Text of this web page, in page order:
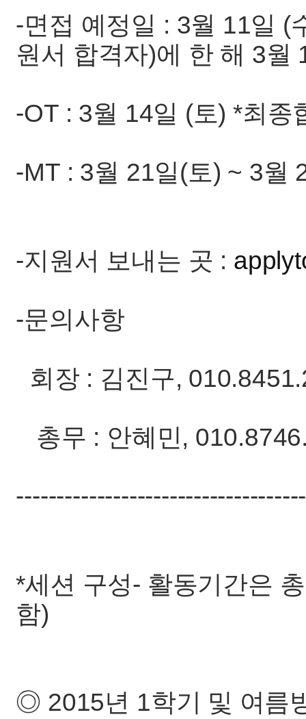
-면접 예정일 : 3월 11일 (
원서 합격자)에 한 해 3월
-OT : 3월 14일 (토) *최종
-MT : 3월 21일(토) ~ 3월
-지원서 보내는 곳 :
-문의사항
회장 : 김진구,
총무 : 안혜민,
*세션 구성- 활동기간은
함)
◎ 2015년 1학기 및 여름